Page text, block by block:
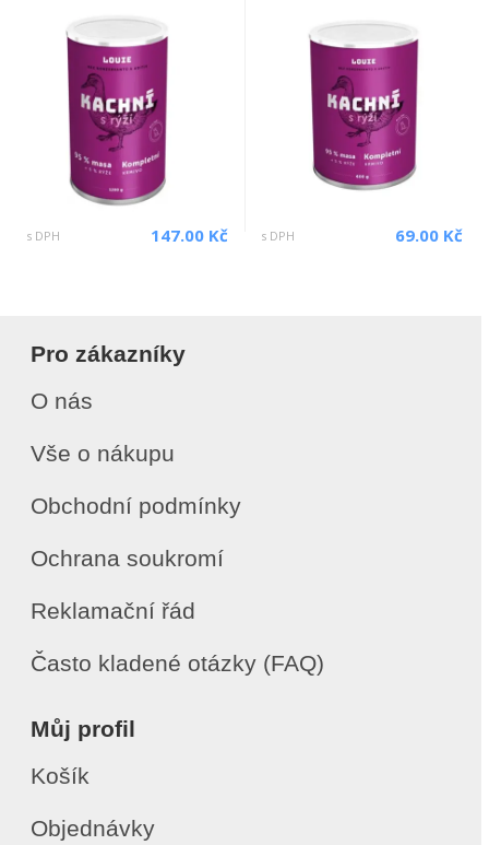
s DPH 147.00 Kč s DPH 69.00 Kč
Pro zákazníky
O nás
Vše o nákupu
Obchodní podmínky
Ochrana soukromí
Reklamační řád
Často kladené otázky (FAQ)
Můj profil
Košík
Objednávky